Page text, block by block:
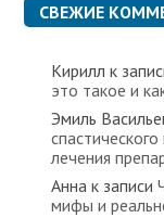
СВЕЖИЕ
Кирилл к
это такое и
Эмиль
лечения
Анна к записи
мифы и